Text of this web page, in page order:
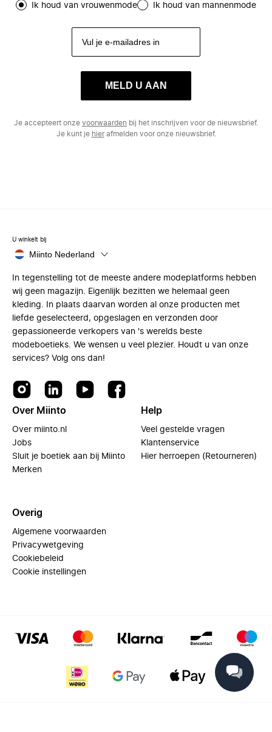
Ik houd van vrouwenmode Ik houd van mannenmode
MELD U AAN
Je accepteert onze voorwaarden bij het inschrijven voor de nieuwsbrief.
Je kunt je hierafmelden voor onze nieuwsbrief.
U winkelt bij
Miinto Nederland
In tegenstelling tot de meeste andere modeplatforms hebben
wij geen magazijn. Eigenlijk bezitten we helemaal geen
kleding. In plaats daarvan worden al onze producten met
liefde geselecteerd, opgeslagen en verzonden door
gepassioneerde verkopers van 's werelds beste
modeboetieks. We wensen u veel plezier. Houdt u van onze
services? Volg ons dan!
Over Miinto
Over miinto.nl
Jobs
Sluit je boetiek aan bij Miinto
Merken
Help
Veel gestelde vragen
Klantenservice
Hier herroepen (Retourneren)
Overig
Algemene voorwaarden
Privacywetgeving
Cookiebeleid
Cookie instellingen